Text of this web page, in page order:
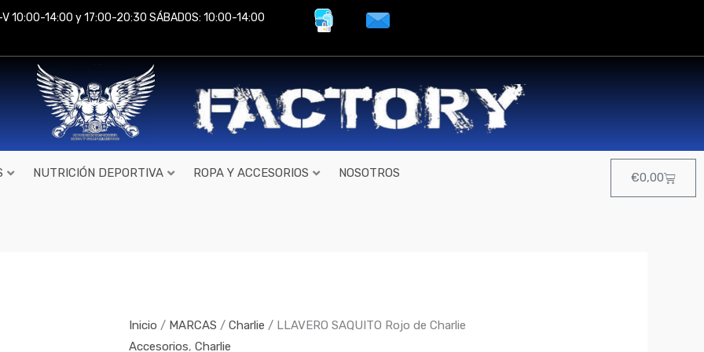
V 10:00-14:00 y 17:00-20:30 SÁBADOS: 10:00-14:00
NUTRICIÓN DEPORTIVA ROPA Y ACCESORIOS NOSOTROS €0,00Cart
Inicio / MARCAS /Charlie / LLAVERO SAQUITO Rojo de Charlie
Accesorios,Charlie
de
Charlie